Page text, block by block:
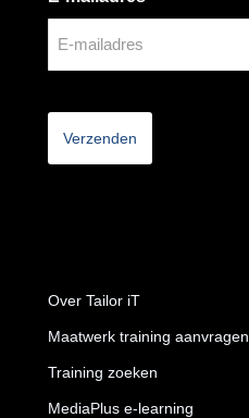
Over Tailor iT
Maatwerk training aanvragen
Training zoeken
MediaPlus e-learning